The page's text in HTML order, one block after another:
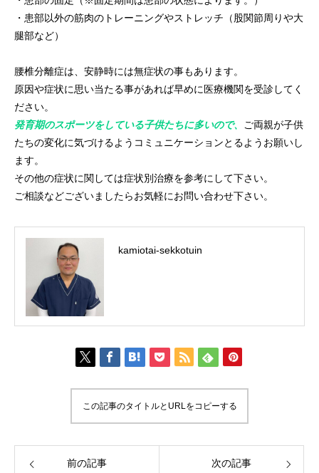
・患部以外の筋肉のトレーニングやストレッチ（股関節周りや大
腿部など）
腰椎分離症は、安静時には無症状の事もあります。
原因や症状に思い当たる事があれば早めに医療機関を受診してく
ださい。
発育期のスポーツをしている子供たちに多いので、 ご両親が子供
たちの変化に気づけるようコミュニケーションとるようお願いし
ます。
その他の症状に関しては症状別治療を参考にして下さい。
ご相談などございましたらお気軽にお問い合わせ下さい。
kamiotai-sekkotuin
この記事のタイトルとURLをコピーする
前の記事 次の記事